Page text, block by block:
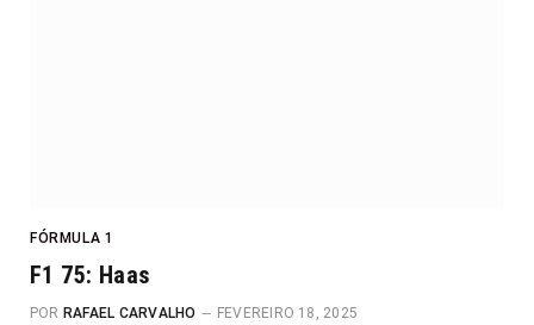
FÓRMULA 1
F1 75: Haas
POR RAFAEL CARVALHO FEVEREIRO 18, 2025